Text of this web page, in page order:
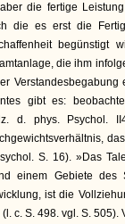
die fertige
die es erst die
begünstigt
die ihm
gibt es:
d. phys. Psychol.
S. 16). »Das
einem Gebiete des
ist die
(l. c. S. 498. vgl. S.